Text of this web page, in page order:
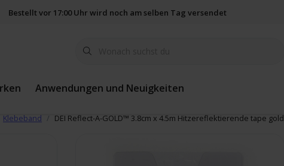
Bestellt vor 17:00 Uhr wird noch am selben Tag versendet
Anwendungen und Neuigkeiten
Klebeband DEI Reflect-A-GOLD™ 3.8cm x 4.5m Hitzereflektierende tape gold